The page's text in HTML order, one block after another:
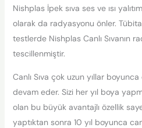
Nishplas İpek sıva ses ve ısı
olarak da radyasyonu önler.
testlerde Nishplas Canlı Sıvanın
tescillenmiştir.
Canlı Sıva çok uzun yıllar
devam eder. Sizi her yıl boya
olan bu büyük avantajlı özellik
yaptıktan sonra 10 yıl boyunca